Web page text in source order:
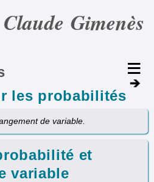
Gimenès
les probabilités
de variable.
et
variable